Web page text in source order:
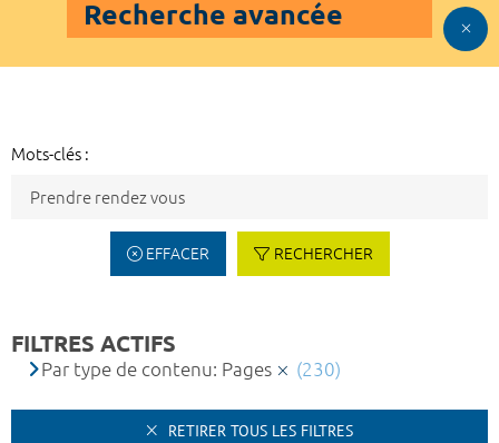
Recherche avancée
Mots-clés :
EFFACER RECHERCHER
FILTRES ACTIFS
Par type de contenu: Pages (230)
RETIRER TOUS LES FILTRES